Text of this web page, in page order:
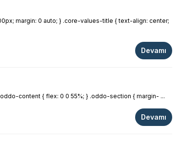
margin: 0 auto; } .core-values-title { text-align: center;
Devamı
content { flex: 0 0 55%; } .oddo-section { margin- ...
Devamı